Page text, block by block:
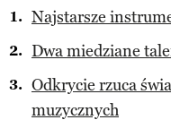
Najstarsze
Dwa miedziane
Odkrycie rzuca
muzycznych